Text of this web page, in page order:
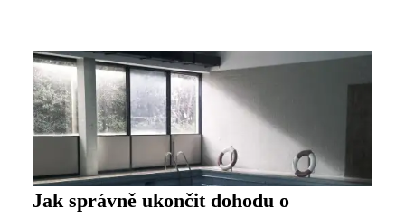
Jak správně ukončit dohodu o